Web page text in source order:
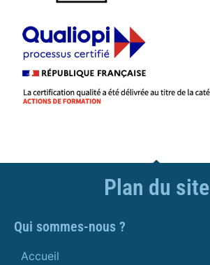
Plan du site
Qui sommes-nous ?
Accueil